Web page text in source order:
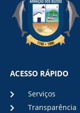
ACESSO RÁPIDO
Serviços
Transparência